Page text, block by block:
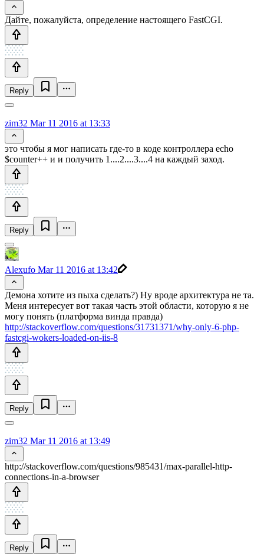
Дайте, пожалуйста, определение настоящего FastCGI.
Reply
zim32 Mar 11 2016 at 13:33
это чтобы я мог написать где-то в коде контроллера echo
$counter++ и и получить 1....2....3....4 на каждый заход.
Reply
Alexufo Mar 11 2016 at 13:42
Демона хотите из пыха сделать?) Ну вроде архитектура не та.
Меня интересует вот такая часть этой области, которую я не
могу понять (платформа винда правда)
http://stackoverflow.com/questions/31731371/why-only-6-php-
fastcgi-wokers-loaded-on-iis-8
Reply
zim32 Mar 11 2016 at 13:49
http://stackoverflow.com/questions/985431/max-parallel-http-
connections-in-a-browser
Reply